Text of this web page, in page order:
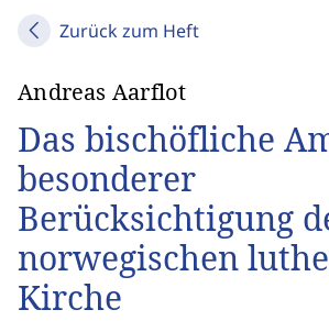
Zurück zum Heft
Andreas Aarflot
Das bischöfliche
besonderer
Berücksichtigung
norwegischen
Kirche